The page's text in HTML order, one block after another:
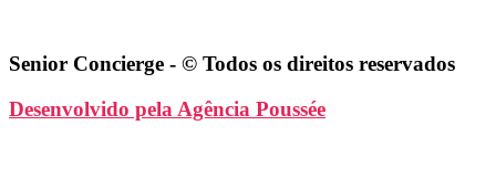
Senior Concierge - © Todos os direitos reservados
Desenvolvido pela Agência Poussée